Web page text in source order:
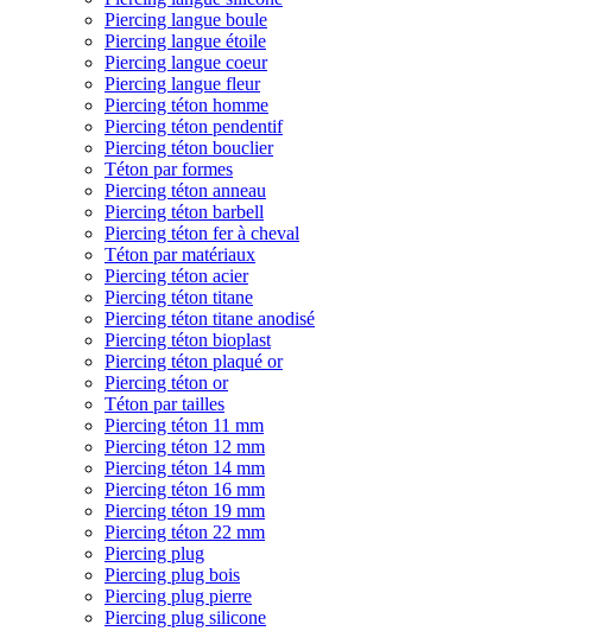
Piercing langue boule
Piercing langue étoile
Piercing langue coeur
Piercing langue fleur
Piercing téton homme
Piercing téton pendentif
Piercing téton bouclier
Téton par formes
Piercing téton anneau
Piercing téton barbell
Piercing téton fer à cheval
Téton par matériaux
Piercing téton acier
Piercing téton titane
Piercing téton titane anodisé
Piercing téton bioplast
Piercing téton plaqué or
Piercing téton or
Téton par tailles
Piercing téton 11 mm
Piercing téton 12 mm
Piercing téton 14 mm
Piercing téton 16 mm
Piercing téton 19 mm
Piercing téton 22 mm
Piercing plug
Piercing plug bois
Piercing plug pierre
Piercing plug silicone